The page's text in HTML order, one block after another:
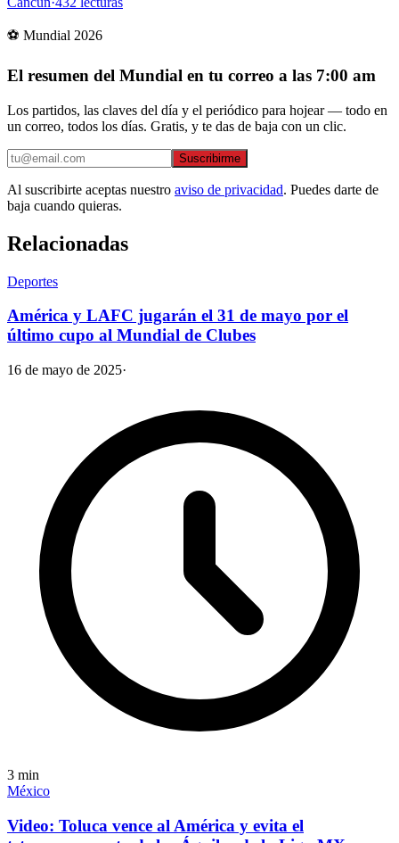
⚽ Mundial 2026
El resumen del Mundial en tu correo a las 7:00 am
Los partidos, las claves del día y el periódico para hojear — todo en
un correo, todos los días. Gratis, y te das de baja con un clic.
Suscribirme
Al suscribirte aceptas nuestro aviso de privacidad. Puedes darte de
baja cuando quieras.
Relacionadas
Deportes
América y LAFC jugarán el 31 de mayo por el
último cupo al Mundial de Clubes
16 de mayo de 2025·
3 min
México
Video: Toluca vence al América y evita el